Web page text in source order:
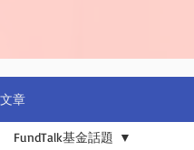
文章
FundTalk基金話題